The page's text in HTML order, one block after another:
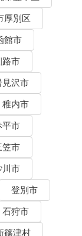
厚別区
館市
路市
見沢市
稚内市
平市
笠市
川市
登別市
石狩市
篠津村